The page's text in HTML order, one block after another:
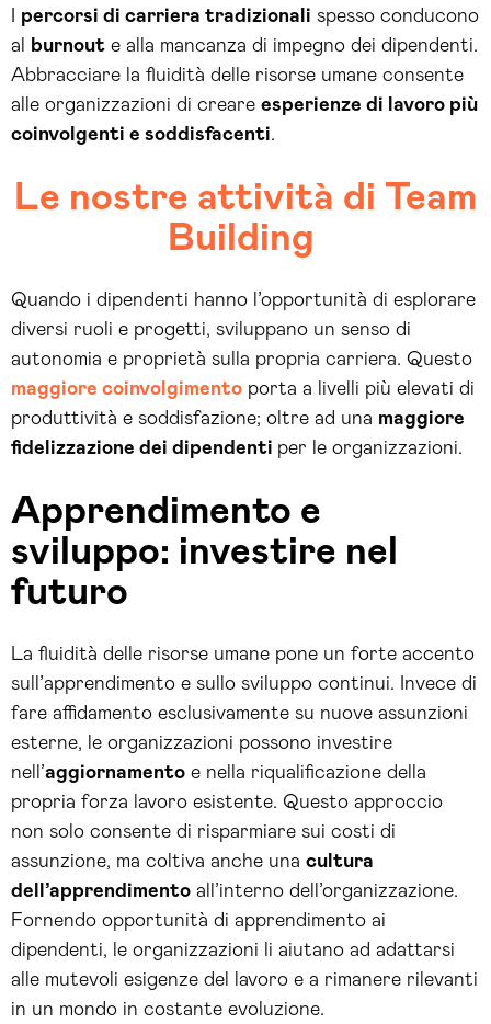
percorsi di carriera tradizionali spesso conducono
al
burnout e alla mancanza di impegno dei dipendenti.
Abbracciare la fluidità delle risorse umane consente
alle organizzazioni di creare esperienze di lavoro più
coinvolgenti e soddisfacenti.
Le nostre attività di Team
Building
Quando i dipendenti hanno l’opportunità di esplorare
diversi ruoli e progetti, sviluppano un senso di
autonomia e proprietà sulla propria carriera. Questo
maggiore coinvolgimento porta a livelli più elevati di
produttività e soddisfazione; oltre ad una maggiore
fidelizzazione dei dipendenti per le organizzazioni.
Apprendimento e
sviluppo: investire nel
futuro
La fluidità delle risorse umane pone un forte accento
sull’apprendimento e sullo sviluppo continui. Invece di
fare affidamento esclusivamente su nuove assunzioni
esterne, le organizzazioni possono investire
nell’aggiornamento e nella riqualificazione della
propria forza lavoro esistente. Questo approccio
non solo consente di risparmiare sui costi di
assunzione, ma coltiva anche una cultura
dell’apprendimento all’interno dell’organizzazione.
Fornendo opportunità di apprendimento ai
dipendenti, le organizzazioni li aiutano ad adattarsi
alle mutevoli esigenze del lavoro e a rimanere rilevanti
in un mondo in costante evoluzione.